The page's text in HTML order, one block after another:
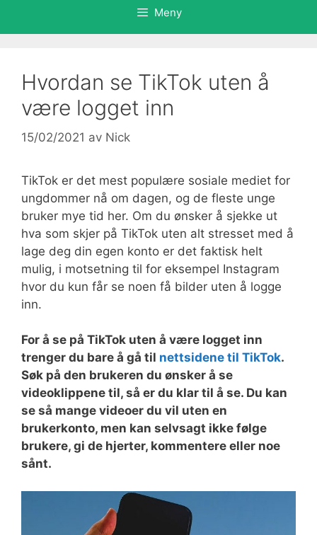
Meny
Hvordan se TikTok uten å
være logget inn
15/02/2021 av Nick
TikTok er det mest populære sosiale mediet for
ungdommer nå om dagen, og de fleste unge
bruker mye tid her. Om du ønsker å sjekke ut
hva som skjer på TikTok uten alt stresset med å
lage deg din egen konto er det faktisk helt
mulig, i motsetning til for eksempel Instagram
hvor du kun får se noen få bilder uten å logge
inn.
For å se på TikTok uten å være logget inn
trenger du bare å gå til nettsidene til TikTok.
Søk på den brukeren du ønsker å se
videoklippene til, så er du klar til å se. Du kan
se så mange videoer du vil uten en
brukerkonto, men kan selvsagt ikke følge
brukere, gi de hjerter, kommentere eller noe
sånt.